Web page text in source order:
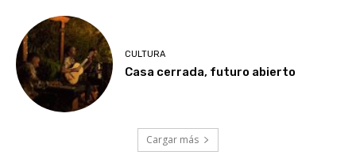
CULTURA
Casa cerrada, futuro abierto
Cargar más